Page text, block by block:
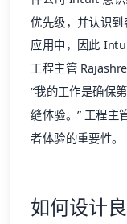
优先级，并认识
应用中，因此
工程主管
“我的工作是确保
缝体验。” 工程主
者体验的重要性。
如何设计